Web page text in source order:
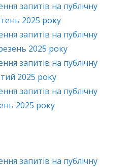
запитів на публічну
2025 року
запитів на публічну
2025 року
запитів на публічну
2025 року
запитів на публічну
2025 року
запитів на публічну